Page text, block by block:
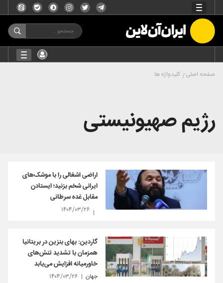
صفحه اصلی کلیدواژه ها
رژیم صهیونیستی
اراضی اشغالی را با موشک‌های
ایرانی شخم بزنید؛ ایستادن
مقابل غده سرطانی
۱۴۰۴/۰۳/۲۶
گاردین: بهای بنزین در بریتانیا
همزمان با تشدید تنش‌های
خاورمیانه افزایش می‌یابد
جهان ۱۴۰۴/۰۳/۲۶